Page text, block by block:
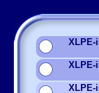
XLPE-
XLPE-
XLPE-